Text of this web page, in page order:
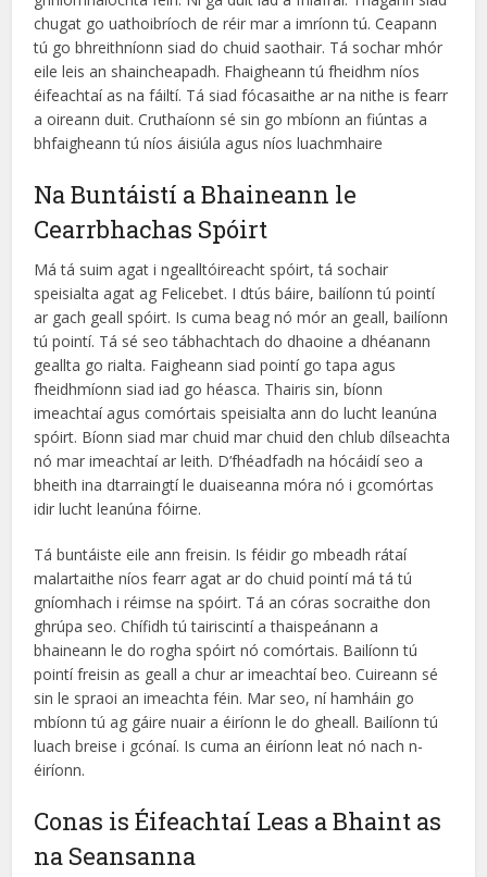
chugat go uathoibríoch de réir mar a imríonn tú. Ceapann
tú go bhreithníonn siad do chuid saothair. Tá sochar mhór
eile leis an shaincheapadh. Fhaigheann tú fheidhm níos
éifeachtaí as na fáiltí. Tá siad fócasaithe ar na nithe is fearr
a oireann duit. Cruthaíonn sé sin go mbíonn an fiúntas a
bhfaigheann tú níos áisiúla agus níos luachmhaire
Na Buntáistí a Bhaineann le
Cearrbhachas Spóirt
Má tá suim agat i ngealltóireacht spóirt, tá sochair
speisialta agat ag Felicebet. I dtús báire, bailíonn tú pointí
ar gach geall spóirt. Is cuma beag nó mór an geall, bailíonn
tú pointí. Tá sé seo tábhachtach do dhaoine a dhéanann
geallta go rialta. Faigheann siad pointí go tapa agus
fheidhmíonn siad iad go héasca. Thairis sin, bíonn
imeachtaí agus comórtais speisialta ann do lucht leanúna
spóirt. Bíonn siad mar chuid mar chuid den chlub dílseachta
nó mar imeachtaí ar leith. D’fhéadfadh na hócáidí seo a
bheith ina dtarraingtí le duaiseanna móra nó i gcomórtas
idir lucht leanúna fóirne.
Tá buntáiste eile ann freisin. Is féidir go mbeadh rátaí
malartaithe níos fearr agat ar do chuid pointí má tá tú
gníomhach i réimse na spóirt. Tá an córas socraithe don
ghrúpa seo. Chífidh tú tairiscintí a thaispeánann a
bhaineann le do rogha spóirt nó comórtais. Bailíonn tú
pointí freisin as geall a chur ar imeachtaí beo. Cuireann sé
sin le spraoi an imeachta féin. Mar seo, ní hamháin go
mbíonn tú ag gáire nuair a éiríonn le do gheall. Bailíonn tú
luach breise i gcónaí. Is cuma an éiríonn leat nó nach n-
éiríonn.
Conas is Éifeachtaí Leas a Bhaint as
na Seansanna